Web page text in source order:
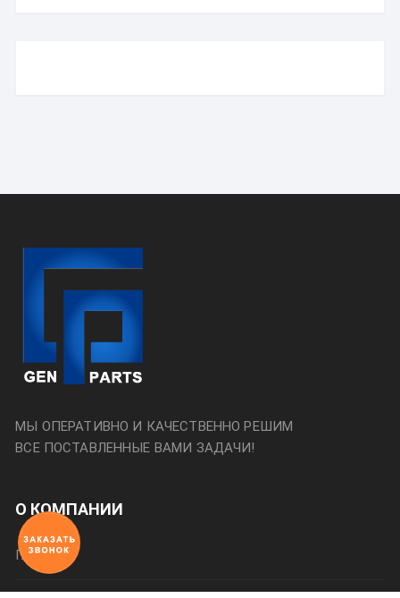
МЫ ОПЕРАТИВНО И КАЧЕСТВЕННО РЕШИМ
ВСЕ ПОСТАВЛЕННЫЕ ВАМИ ЗАДАЧИ!
О КОМПАНИИ
Главная